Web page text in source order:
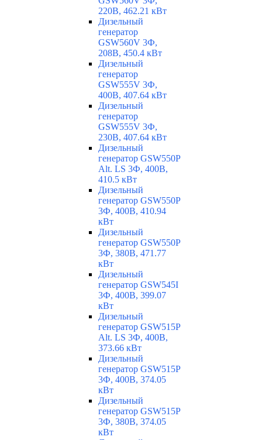
220В, 462.21 кВт
Дизельный
генератор
GSW560V 3Ф,
208В, 450.4 кВт
Дизельный
генератор
GSW555V 3Ф,
400В, 407.64 кВт
Дизельный
генератор
GSW555V 3Ф,
230В, 407.64 кВт
Дизельный
генератор GSW550P
Alt. LS 3Ф, 400В,
410.5 кВт
Дизельный
генератор GSW550P
3Ф, 400В, 410.94
кВт
Дизельный
генератор GSW550P
3Ф, 380В, 471.77
кВт
Дизельный
генератор GSW545I
3Ф, 400В, 399.07
кВт
Дизельный
генератор GSW515P
Alt. LS 3Ф, 400В,
373.66 кВт
Дизельный
генератор GSW515P
3Ф, 400В, 374.05
кВт
Дизельный
генератор GSW515P
3Ф, 380В, 374.05
кВт